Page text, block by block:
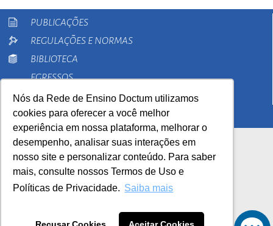
Nós da Rede de Ensino Doctum utilizamos
cookies para oferecer a você melhor
experiência em nossa plataforma, melhorar o
desempenho, analisar suas interações em
nosso site e personalizar conteúdo. Para saber
mais, consulte nossos Termos de Uso e
Políticas de Privacidade. Saiba mais
PUBLICAÇÕES
REGULAÇÕES E NORMAS
BIBLIOTECA
EGRESSOS
PESQUISA
EXTENSÃO
AutoAvaliação Institucional
0800 033 1100